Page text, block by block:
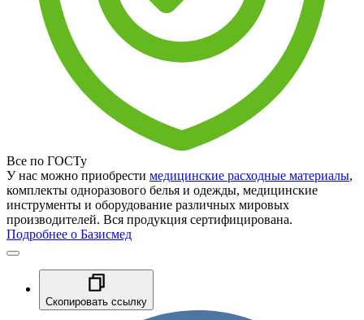
Все по ГОСТу
У нас можно приобрести медицинские расходные материалы,
комплекты одноразового белья и одежды, медицинские
инструменты и оборудование различных мировых
производителей. Вся продукция сертифицирована.
Подробнее о Базисмед
Скопировать ссылку